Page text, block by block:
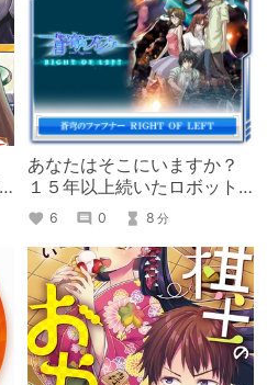
あなたはそこにいますか？
１５年以上続いたロボット
アニメシリーズの前日譚
6 0 8 分